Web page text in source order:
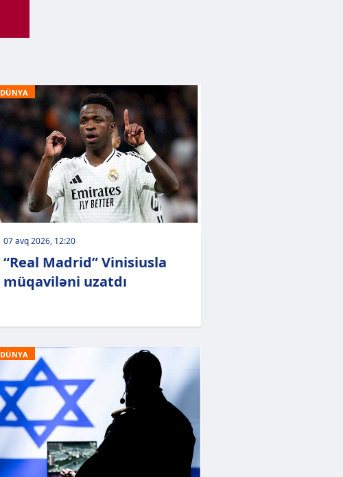
DÜNYA
07 avq 2026, 12:20
“Real Madrid” Vinisiusla
müqaviləni uzatdı
DÜNYA